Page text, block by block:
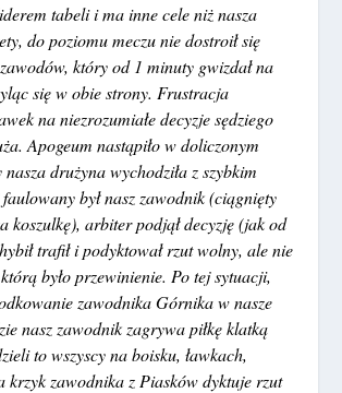
tabeli i ma inne cele niż nasza
do poziomu meczu nie dostroił się
który od 1 minuty gwizdał na
się w obie strony. Frustracja
na niezrozumiałe decyzje sędziego
Apogeum nastąpiło w doliczonym
drużyna wychodziła z szybkim
był nasz zawodnik (ciągnięty
koszulkę), arbiter podjął decyzję (jak od
trafił i podyktował rzut wolny, ale nie
było przewinienie. Po tej sytuacji,
zawodnika Górnika w nasze
nasz zawodnik zagrywa piłkę klatką
to wszyscy na boisku, ławkach,
krzyk zawodnika z Piasków dyktuje rzut